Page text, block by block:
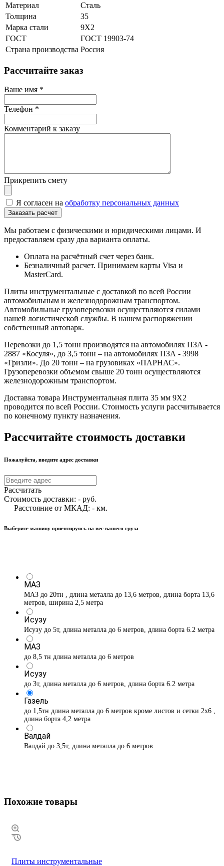
Материал
Сталь
Толщина
35
Марка стали
9Х2
ГОСТ
ГОСТ 19903-74
Страна производства Россия
Рассчитайте заказ
Ваше имя *
Телефон *
Комментарий к заказу
Прикрепить смету
Я согласен на обработку персональных данных
Мы работаем с физическими и юридическими лицами. И
предоставляем сразу два варианта оплаты.
Оплата на расчётный счет через банк.
Безналичный расчет. Принимаем карты Visa и
MasterCard.
Плиты инструментальные с доставкой по всей России
автомобильным и железнодорожным транспортом.
Автомобильные грузоперевозки осуществляются силами
нашей логистической службы. В нашем распоряжении
собственный автопарк.
Перевозки до 1,5 тонн производятся на автомобилях ПЗА -
2887 «Косуля», до 3,5 тонн – на автомобилях ПЗА - 3998
«Гризли». До 20 тонн – на грузовиках «ПАРНАС».
Грузоперевозки объемом свыше 20 тонн осуществляются
железнодорожным транспортом.
Доставка товара Инструментальная плита 35 мм 9Х2
проводится по всей России. Стоимость услуги рассчитывается
по конечному пункту назначения.
Рассчитайте стоимость доставки
Пожалуйста, введите адрес доставки
Рассчитать
Стоимость доставки: - руб.
Расстояние от МКАД: - км.
Выберите машину ориентируясь на вес вашего груза
МАЗ
МАЗ до 20тн , длина металла до 13,6 метров, длина борта 13,6
метров, ширина 2,5 метра
Исузу
Исузу до 5т, длина металла до 6 метров, длина борта 6.2 метра
МАЗ
до 8,5 тн длина металла до 6 метров
Исузу
до 3т, длина металла до 6 метров, длина борта 6.2 метра
Газель
до 1,5тн длина металла до 6 метров кроме листов и сетки 2х6 ,
длина борта 4,2 метра
Валдай
Валдай до 3,5т, длина металла до 6 метров
Похожие товары
Плиты инструментальные